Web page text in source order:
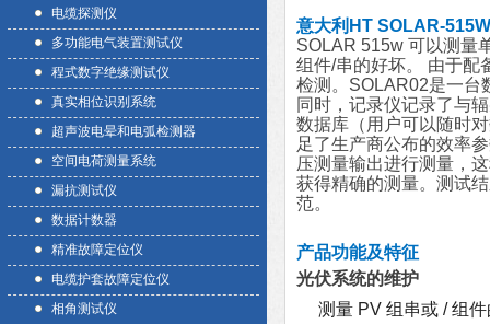
电缆探测仪
多功能电气装置测试仪
程式数字绝缘测试仪
真实相位识别系统
超声波电晕和电弧检测器
空间电荷测量系统
漏抗测试仪
数据计数器
精准故障定位仪
电缆护套故障定位仪
相角测试仪
意大利HT SOLAR-
SOLAR 515w 可以测量
组件/串的好坏。 由于
检测。SOLAR02是一台
同时，记录仪记录了与
数据库（用户可以随时
足了生产商公布的效率
压测量输出进行测量，
获得精确的测量。测试
范。
产品功能及特征
光伏系统的维护
测量 PV 组串或 / 组